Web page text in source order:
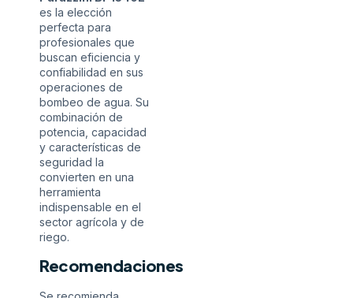
es la elección
perfecta para
profesionales que
buscan eficiencia y
confiabilidad en sus
operaciones de
bombeo de agua. Su
combinación de
potencia, capacidad
y características de
seguridad la
convierten en una
herramienta
indispensable en el
sector agrícola y de
riego.
Recomendaciones